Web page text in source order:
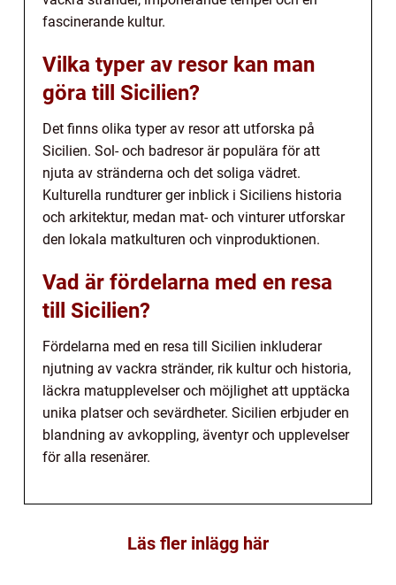
fascinerande kultur.
Vilka typer av resor kan man
göra till Sicilien?
Det finns olika typer av resor att utforska på
Sicilien. Sol- och badresor är populära för att
njuta av stränderna och det soliga vädret.
Kulturella rundturer ger inblick i Siciliens historia
och arkitektur, medan mat- och vinturer utforskar
den lokala matkulturen och vinproduktionen.
Vad är fördelarna med en resa
till Sicilien?
Fördelarna med en resa till Sicilien inkluderar
njutning av vackra stränder, rik kultur och historia,
läckra matupplevelser och möjlighet att upptäcka
unika platser och sevärdheter. Sicilien erbjuder en
blandning av avkoppling, äventyr och upplevelser
för alla resenärer.
Läs fler inlägg här